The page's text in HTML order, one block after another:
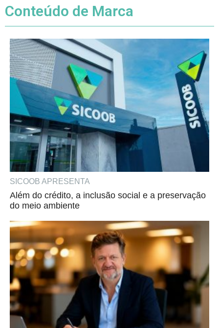
Conteúdo de Marca
SICOOB APRESENTA
Além do crédito, a inclusão social e a preservação
do meio ambiente